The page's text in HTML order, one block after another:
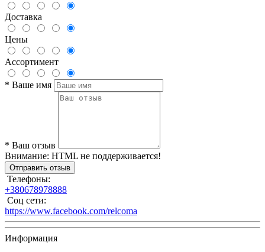
Доставка
Цены
Ассортимент
* Ваше имя
* Ваш отзыв
Внимание: HTML не поддерживается!
Отправить отзыв
Телефоны:
+380678978888
Соц сети:
https://www.facebook.com/relcoma
Информация